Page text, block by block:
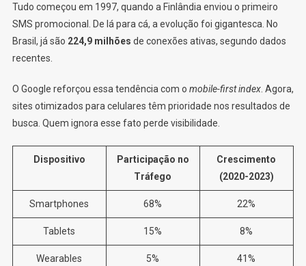
Tudo começou em 1997, quando a Finlândia enviou o primeiro
SMS promocional. De lá para cá, a evolução foi gigantesca. No
Brasil, já são 224,9 milhões de conexões ativas, segundo dados
recentes.
O Google reforçou essa tendência com o mobile-first index. Agora,
sites otimizados para celulares têm prioridade nos resultados de
busca. Quem ignora esse fato perde visibilidade.
Dispositivo
Participação no
Tráfego
Crescimento
(2020-2023)
Smartphones 68% 22%
Tablets 15% 8%
Wearables 5% 41%